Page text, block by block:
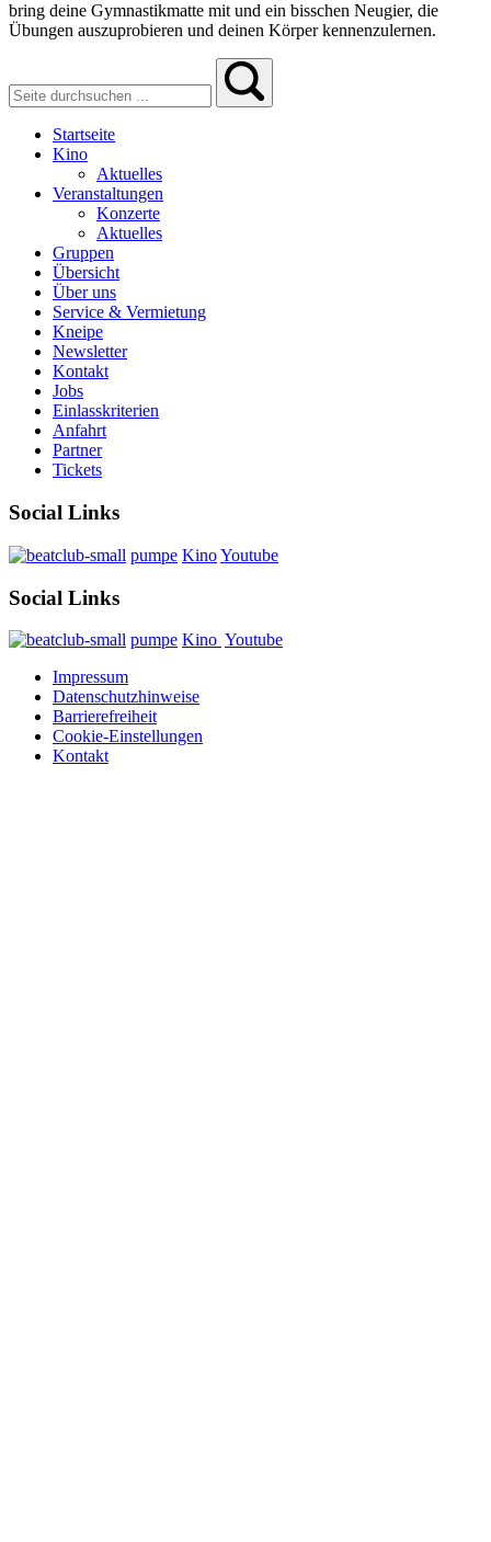
bring deine Gymnastikmatte mit und ein bisschen Neugier, die
Übungen auszuprobieren und deinen Körper kennenzulernen.
Startseite
Kino
Aktuelles
Veranstaltungen
Konzerte
Aktuelles
Gruppen
Übersicht
Über uns
Service & Vermietung
Kneipe
Newsletter
Kontakt
Jobs
Einlasskriterien
Anfahrt
Partner
Tickets
Social Links
pumpe KinoYoutube
Social Links
pumpe Kino Youtube
Impressum
Datenschutzhinweise
Barrierefreiheit
Cookie-Einstellungen
Kontakt